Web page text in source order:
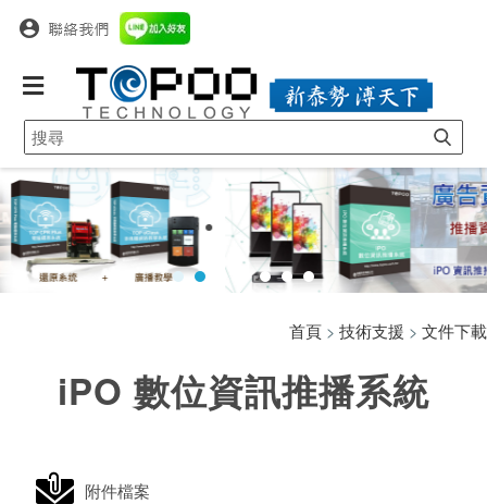
iPO 數位資訊推播系統
首頁 > 技術支援 > 文件下載
附件檔案